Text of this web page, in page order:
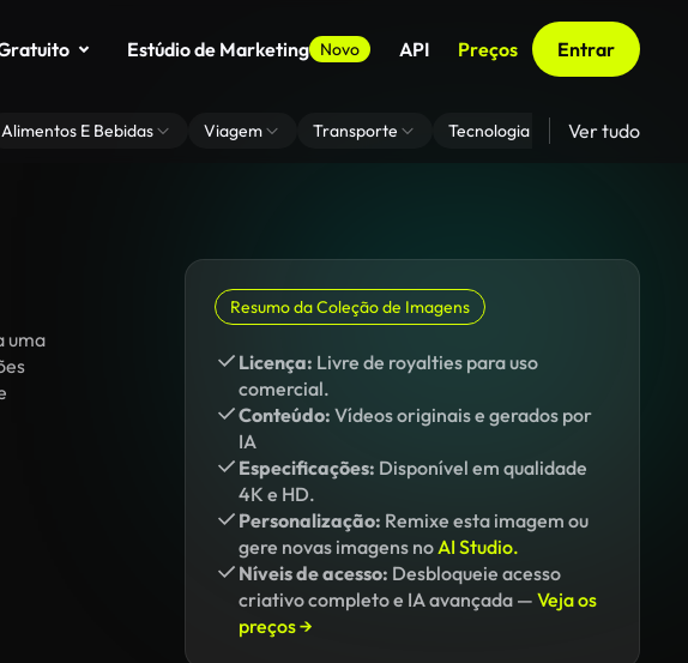
Estúdio de Marketing Novo API Preços Entrar
Alimentos E Bebidas Viagem Transporte Tecnologia Zoom De
Ver tudo
uma
Resumo da Coleção de Imagens
Licença: Livre de royalties para uso
comercial.
Conteúdo: Vídeos originais e gerados por
IA
Especificações: Disponível em qualidade
4K e HD.
Personalização: Remixe esta imagem ou
gere novas imagens noAI Studio.
Níveis de acesso: Desbloqueie acesso
criativo completo e IA avançada — Veja os
preços →